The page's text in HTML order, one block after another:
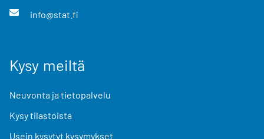
info@stat.fi
Kysy meiltä
Neuvonta ja tietopalvelu
Kysy tilastoista
Usein kysytyt kysymykset